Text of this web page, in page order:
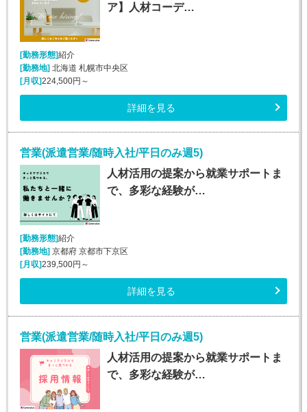
ア】人材コーデ…
[勤務形態]紹介
[勤務地]北海道 札幌市中央区
[月収]224,500円～
詳細を見る
営業(派遣営業/随時入社/平日のみ週5)
人材活用の提案から就業サポートま
で、多彩な経験が…
[勤務形態]紹介
[勤務地] 京都府 京都市下京区
[月収]239,500円～
詳細を見る
営業(派遣営業/随時入社/平日のみ週5)
人材活用の提案から就業サポートま
で、多彩な経験が…